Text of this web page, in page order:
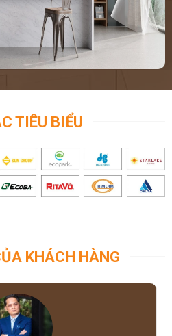
TIÊU BIỂU
KHÁCH HÀNG